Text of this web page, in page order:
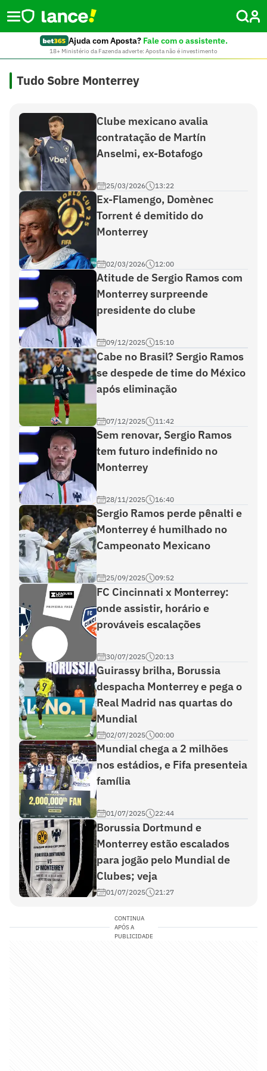
Ajuda com Aposta? Fale com o assistente.
18+ Ministério da Fazenda adverte: Aposta não é investimento
Tudo Sobre Monterrey
Clube mexicano avalia
contratação de Martín
Anselmi, ex-Botafogo
25/03/2026 13:22
Ex-Flamengo, Domènec
Torrent é demitido do
Monterrey
02/03/2026 12:00
Atitude de Sergio Ramos com
Monterrey surpreende
presidente do clube
09/12/2025 15:10
Cabe no Brasil? Sergio Ramos
se despede de time do México
após eliminação
07/12/2025 11:42
Sem renovar, Sergio Ramos
tem futuro indefinido no
Monterrey
28/11/2025 16:40
Sergio Ramos perde pênalti e
Monterrey é humilhado no
Campeonato Mexicano
25/09/2025 09:52
FC Cincinnati x Monterrey:
onde assistir, horário e
prováveis escalações
30/07/2025 20:13
Guirassy brilha, Borussia
despacha Monterrey e pega o
Real Madrid nas quartas do
Mundial
02/07/2025 00:00
Mundial chega a 2 milhões
nos estádios, e Fifa presenteia
família
01/07/2025 22:44
Borussia Dortmund e
Monterrey estão escalados
para jogão pelo Mundial de
Clubes; veja
01/07/2025 21:27
CONTINUA
APÓS A
PUBLICIDADE